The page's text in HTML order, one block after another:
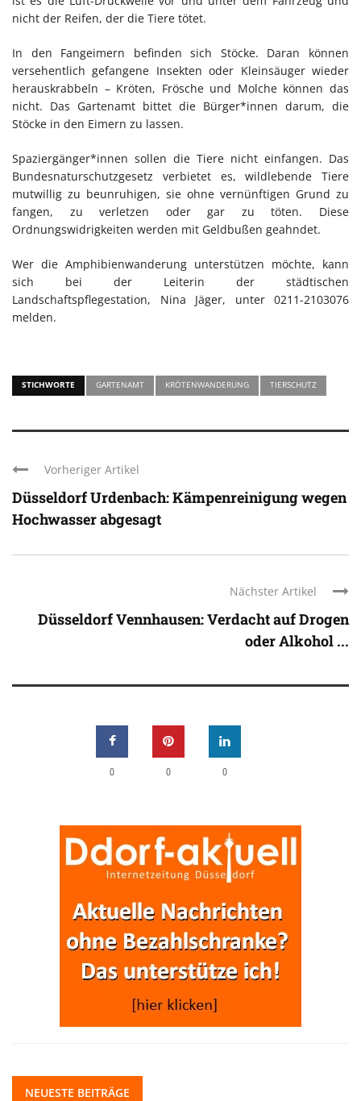
nicht der Reifen, der die Tiere tötet.
In den Fangeimern befinden sich Stöcke. Daran können
versehentlich gefangene Insekten oder Kleinsäuger wieder
herauskrabbeln – Kröten, Frösche und Molche können das
nicht. Das Gartenamt bittet die Bürger*innen darum, die
Stöcke in den Eimern zu lassen.
Spaziergänger*innen sollen die Tiere nicht einfangen. Das
Bundesnaturschutzgesetz verbietet es, wildlebende Tiere
mutwillig zu beunruhigen, sie ohne vernünftigen Grund zu
fangen, zu verletzen oder gar zu töten. Diese
Ordnungswidrigkeiten werden mit Geldbußen geahndet.
Wer die Amphibienwanderung unterstützen möchte, kann
sich bei der Leiterin der städtischen
Landschaftspflegestation, Nina Jäger, unter 0211-2103076
melden.
STICHWORTE GARTENAMT KRÖTENWANDERUNG TIERSCHUTZ
Vorheriger Artikel
Düsseldorf Urdenbach: Kämpenreinigung wegen
Hochwasser abgesagt
Nächster Artikel
Düsseldorf Vennhausen: Verdacht auf Drogen
oder Alkohol ...
0 0 0
NEUESTE BEITRÄGE